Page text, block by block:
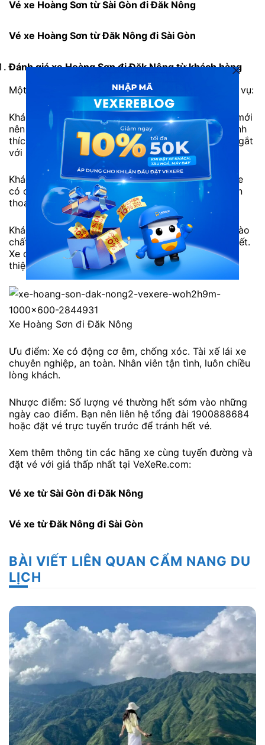
Vé xe Hoàng Sơn từ Sài Gòn đi Đăk Nông
Vé xe Hoàng Sơn từ Đăk Nông đi Sài Gòn
Đánh giá xe Hoàng Sơn đi Đăk Nông từ khách hàng
Một số đánh giá từ khách hàng đã trải nghiệm dịch vụ:
Khách hàng Q.Minh: “Lần đầu đi xe này, xe còn rất mới
nên sạch sẽ, chạy êm, tiện ích cũng khá đầy đủ. Mình
thích nhất là thái độ phục vụ nhẹ nhàng không cáu gắt
với khách mặc dù khách đông. Sẽ ủng hộ lần sau.”
Khách hàng A.Sương: “Xe Hoàng Sơn rất sạch sẽ. Xe
có cả khăn lạnh, nước uống. Đặt vé trước bằng điện
thoại qua internet rất tiện lợi. Phục vụ rất tốt.”
Khách hàng T.Quý: “Tôi đi xe này mấy lần rồi. Lần nào
chất lượng phục vụ với nội thất trong xe cũng tốt hết.
Xe đầy đủ tiện nghi. Tài xế và nhân viên thì rất lịch
thiệp.”
Xe Hoàng Sơn đi Đăk Nông
Ưu điểm: Xe có động cơ êm, chống xóc. Tài xế lái xe
chuyên nghiệp, an toàn. Nhân viên tận tình, luôn chiều
lòng khách.
Nhược điểm: Số lượng vé thường hết sớm vào những
ngày cao điểm. Bạn nên liên hệ tổng đài 1900888684
hoặc đặt vé trực tuyến trước để tránh hết vé.
Xem thêm thông tin các hãng xe cùng tuyến đường và
đặt vé với giá thấp nhất tại VeXeRe.com:
Vé xe từ Sài Gòn đi Đăk Nông
Vé xe từ Đăk Nông đi Sài Gòn
BÀI VIẾT LIÊN QUAN CẨM NANG DU
LỊCH